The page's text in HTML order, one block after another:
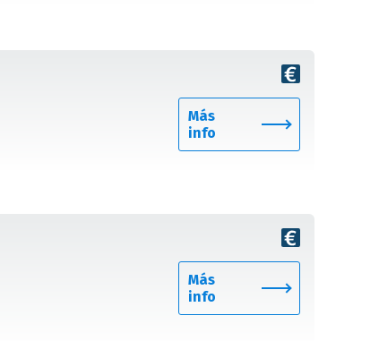
Más
info
Más
info